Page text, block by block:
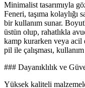
Minimalist tasarımıyla
Feneri, taşıma kolaylığı
bir kullanım sunar.
üstün olup, rahatlıkla
kamp kurarken veya acil
pil ile çalışması,
### Dayanıklılık ve
Yüksek kaliteli